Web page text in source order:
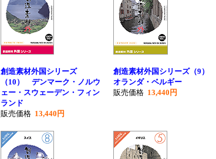
創造素材外国シリーズ
（10） デンマーク・ノルウ
ェー・スウェーデン・フィン
ランド
販売価格 13,440円
創造素材外国シリーズ（9）
オランダ・ベルギー
販売価格 13,440円